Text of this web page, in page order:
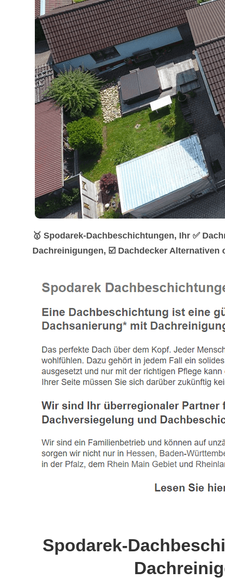
🥇 Spodarek-Dachbeschichtungen, Ihr ✅
Dachreinigungen, ☑️ Dachdecker
Spodarek-